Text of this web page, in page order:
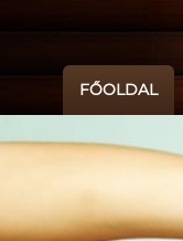
FŐOLDAL